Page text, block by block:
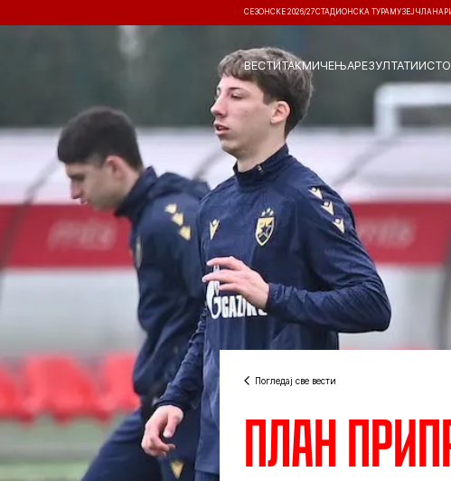
СЕЗОНСКЕ 2026/27СТАДИОНСКА ТУРА МУЗЕЈ
ВЕСТИТАКМИЧЕЊАРЕЗУЛТАТИ
Погледај све вести
План